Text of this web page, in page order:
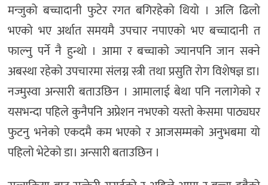
मन्जुको बच्चादानी फुटेर रगत बगिरहेको थियो । अलि ढिलो
भएको भए अर्थात समयमै उपचार नपाएको भए बच्चादानी त
फाल्नु पर्ने नै हुन्थो । आमा र बच्चाको ज्यानपनि जान सक्ने
अबस्था रहेको उपचारमा संलग्न स्त्री तथा प्रसुति रोग विशेषज्ञ डा।
नज्मुस्वा अन्सारी बताउछिन । आमालाई बेथा पनि नलागेको र
यसभन्दा पहिले कुनैपनि अप्रेशन नभएको यस्तो केसमा पाठ्यघर
फुटनु भनेको एकदमै कम भएको र आजसम्मको अनुभबमा यो
पहिलो भेटेको डा। अन्सारी बताउछिन ।